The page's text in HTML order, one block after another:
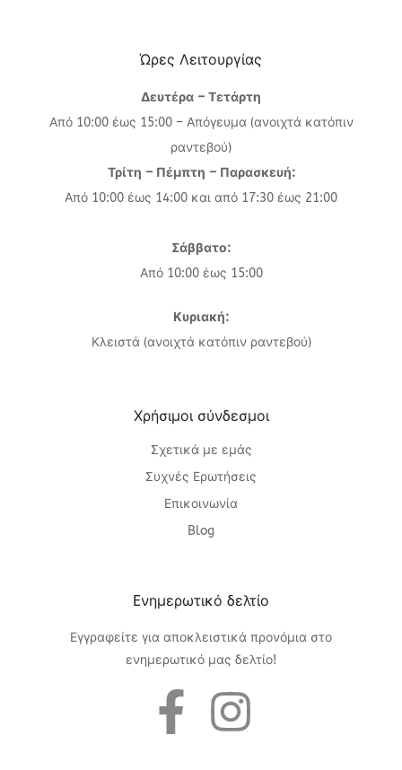
Ώρες Λειτουργίας
Δευτέρα – Τετάρτη
Από 10:00 έως 15:00 – Απόγευμα (ανοιχτά κατόπιν
ραντεβού)
Τρίτη – Πέμπτη – Παρασκευή:
Από 10:00 έως 14:00 και από 17:30 έως 21:00
Σάββατο:
Από 10:00 έως 15:00
Κυριακή:
Κλειστά (ανοιχτά κατόπιν ραντεβού)
Χρήσιμοι σύνδεσμοι
Σχετικά με εμάς
Συχνές Ερωτήσεις
Επικοινωνία
Blog
Eνημερωτικό δελτίο
Εγγραφείτε για αποκλειστικά προνόμια στο
ενημερωτικό μας δελτίο!